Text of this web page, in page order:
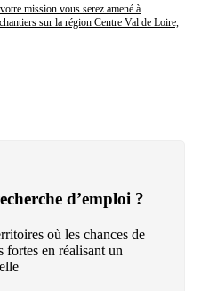
mission vous serez amené à
sur la région Centre Val de Loire,
d’emploi ?
où les chances de
en réalisant un